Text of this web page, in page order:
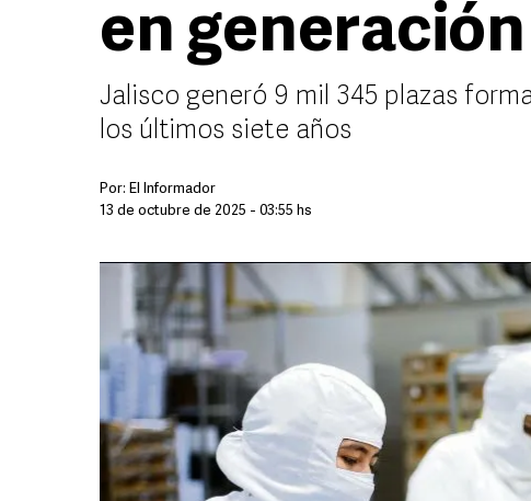
en
Jalisco generó 9 mil 345 plazas
los últimos siete años
Por: El Informador
13 de octubre de 2025 - 03:55 hs